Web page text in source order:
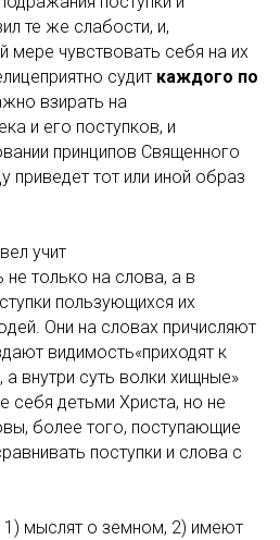
те же слабости, и,
мере чувствовать себя на их
судит каждого по
взирать на
и его поступков, и
принципов Священного
приведет тот или иной образ
учит
только на слова, а в
пользующихся их
Они на словах причисляют
видимость«приходят к
внутри суть волки хищные»
детьми Христа, но не
более того, поступающие
поступки и слова с
1) мыслят о земном, 2) имеют